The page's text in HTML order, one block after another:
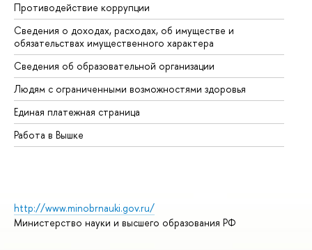
Противодействие коррупции
Сведения о доходах, расходах, об имуществе и
обязательствах имущественного характера
Сведения об образовательной организации
Людям с ограниченными возможностями здоровья
Единая платежная страница
Работа в Вышке
http://www.minobrnauki.gov.ru/
Министерство науки и высшего образования РФ